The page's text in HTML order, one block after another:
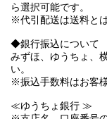
ら選択可能です。
※代引配送は送料と
◆銀行振込について
みずほ、ゆうちょ、
い。
※振込手数料はお客
≪ゆうちょ銀行 ≫